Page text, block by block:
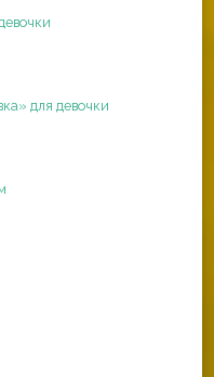
для девочки